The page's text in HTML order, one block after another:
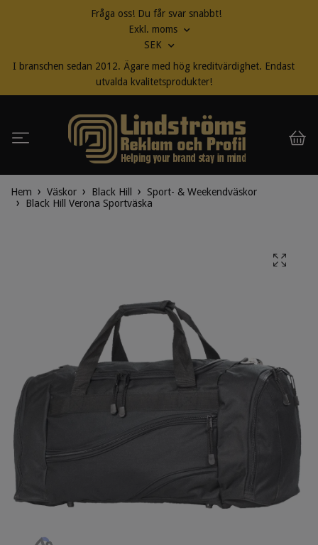
Fråga oss! Du får svar snabbt!
Exkl. moms
SEK
I branschen sedan 2012. Ägare med hög kreditvärdighet. Endast
utvalda kvalitetsprodukter!
Hem Väskor Black Hill
Sport- & Weekendväskor
Black Hill Verona Sportväska